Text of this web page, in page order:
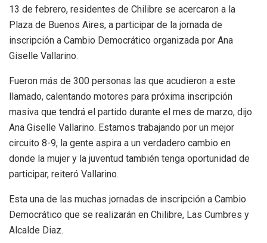
13 de febrero, residentes de Chilibre se acercaron a la
Plaza de Buenos Aires, a participar de la jornada de
inscripción a Cambio Democrático organizada por Ana
Giselle Vallarino.
Fueron más de 300 personas las que acudieron a este
llamado, calentando motores para próxima inscripción
masiva que tendrá el partido durante el mes de marzo, dijo
Ana Giselle Vallarino. Estamos trabajando por un mejor
circuito 8-9, la gente aspira a un verdadero cambio en
donde la mujer y la juventud también tenga oportunidad de
participar, reiteró Vallarino.
Esta una de las muchas jornadas de inscripción a Cambio
Democrático que se realizarán en Chilibre, Las Cumbres y
Alcalde Diaz.